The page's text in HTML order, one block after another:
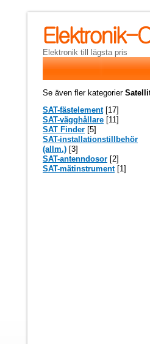
Elektronik till lägsta pris
Se även fler kategorier
SAT-fästelement[17]
SAT-vägghållare [11]
SAT Finder [5]
SAT-installationstillbehör
(allm.) [3]
SAT-antenndosor [2]
SAT-mätinstrument[1]